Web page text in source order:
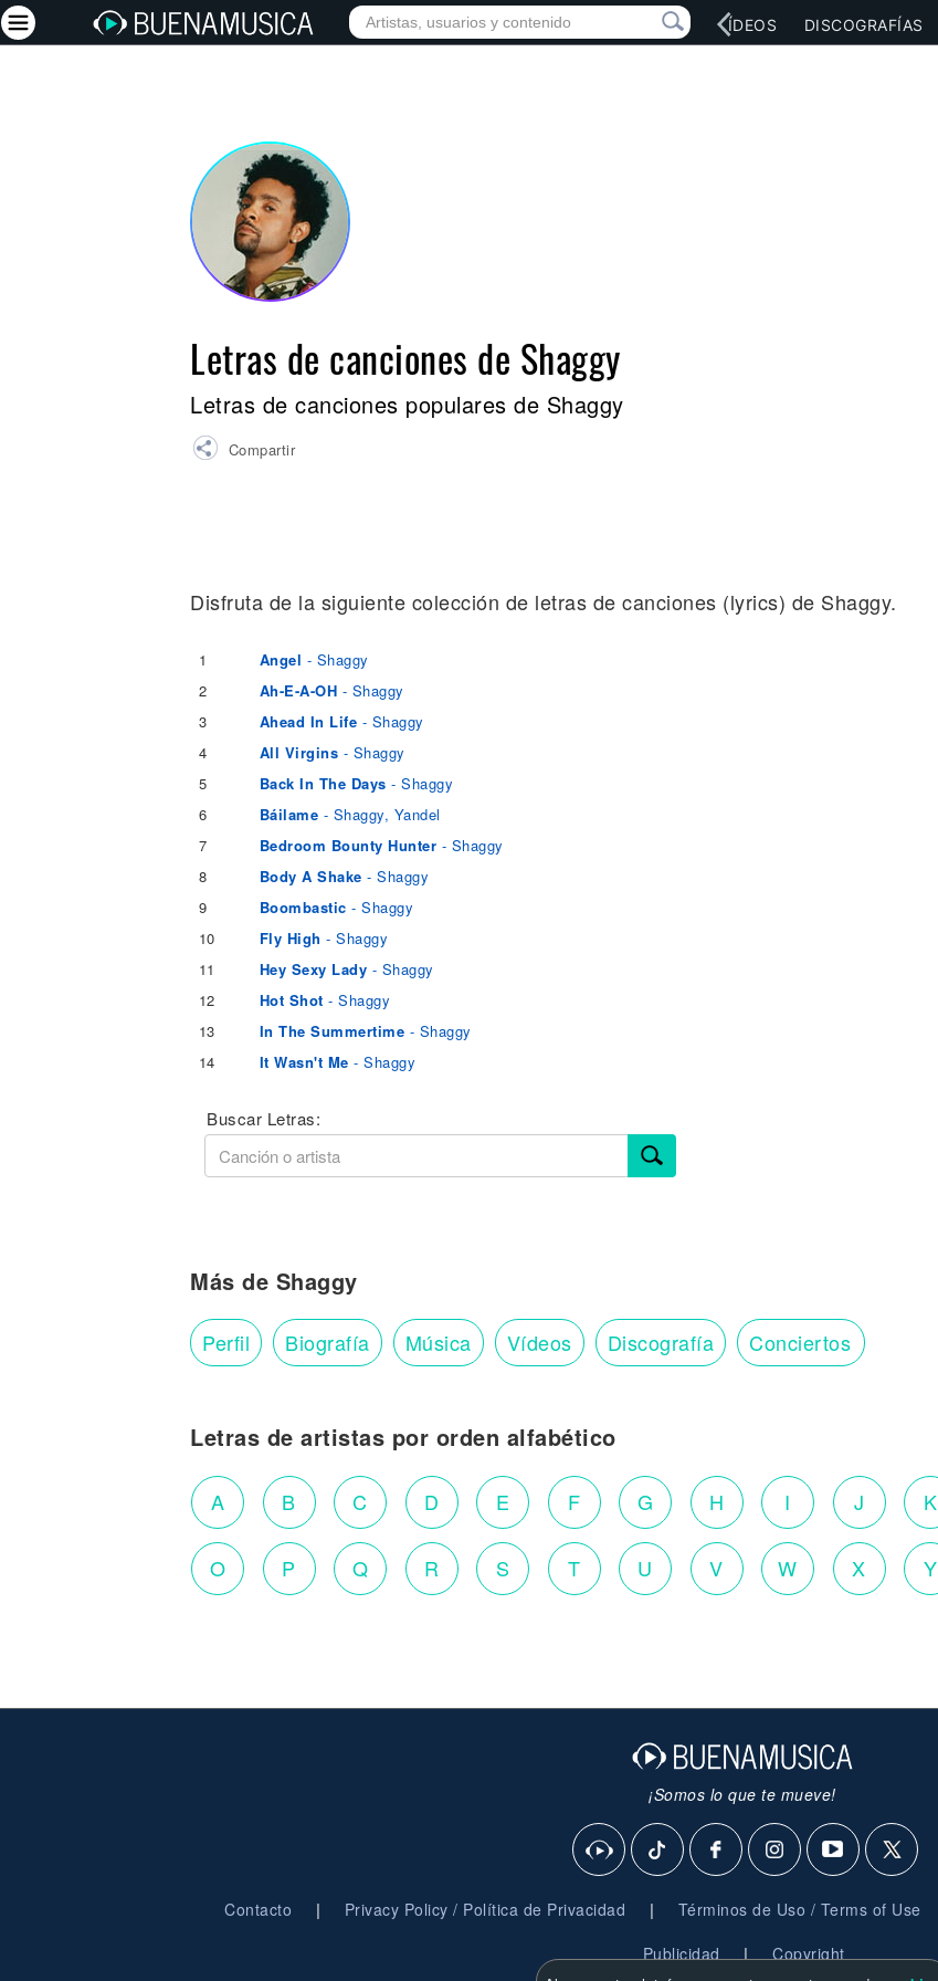
INICIO ARTISTAS RED SOCIAL MÚSICA VÍDEOS DISCOGRAFÍAS
Letras de canciones de Shaggy
Letras de canciones populares de Shaggy
Compartir
Disfruta de la siguiente colección de letras de canciones (lyrics) de Shaggy.
1 Angel - Shaggy
2
Ah-E-A-OH - Shaggy
3
Ahead In Life - Shaggy
4
All Virgins - Shaggy
5
Back In The Days - Shaggy
6
Báilame - Shaggy, Yandel
7
Bedroom Bounty Hunter - Shaggy
8
Body A Shake - Shaggy
9
Boombastic - Shaggy
10
Fly High - Shaggy
11
Hey Sexy Lady - Shaggy
12
Hot Shot - Shaggy
13
In The Summertime - Shaggy
14
It Wasn't Me - Shaggy
Buscar Letras:
Más de Shaggy
Perfil Biografía Música Vídeos Discografía Conciertos
Letras de artistas por orden alfabético
A B C D E F G H I J K
O P Q R S T U V W X Y
¡Somos lo que te mueve!
Contacto | Privacy Policy / Política de Privacidad | Términos de Uso / Terms of Use
Publicidad | Copyright